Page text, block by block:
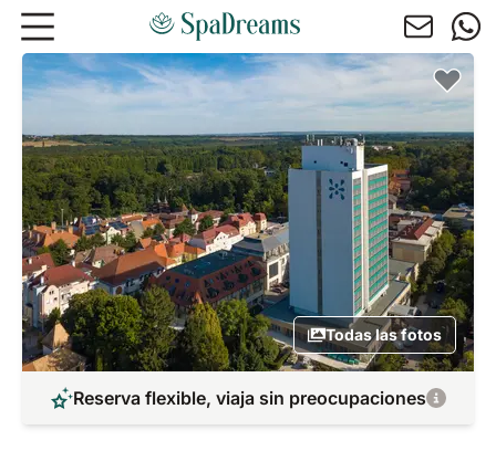
Ir al contenido principal
Todas las fotos
Reserva flexible, viaja sin preocupaciones